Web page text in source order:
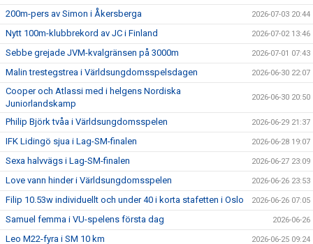
200m-pers av Simon i Åkersberga 2026-07-03 20:44
Nytt 100m-klubbrekord av JC i Finland 2026-07-02 13:46
Sebbe grejade JVM-kvalgränsen på 3000m 2026-07-01 07:43
Malin trestegstrea i Världsungdomsspelsdagen 2026-06-30 22:07
Cooper och Atlassi med i helgens Nordiska
Juniorlandskamp
2026-06-30 20:50
Philip Björk tvåa i Världsungdomsspelen 2026-06-29 21:37
IFK Lidingö sjua i Lag-SM-finalen 2026-06-28 19:07
Sexa halvvägs i Lag-SM-finalen 2026-06-27 23:09
Love vann hinder i Världsungdomsspelen 2026-06-26 23:53
Filip 10.53w individuellt och under 40 i korta stafetten i Oslo 2026-06-26 07:05
Samuel femma i VU-spelens första dag 2026-06-26
Leo M22-fyra i SM 10 km 2026-06-25 09:24